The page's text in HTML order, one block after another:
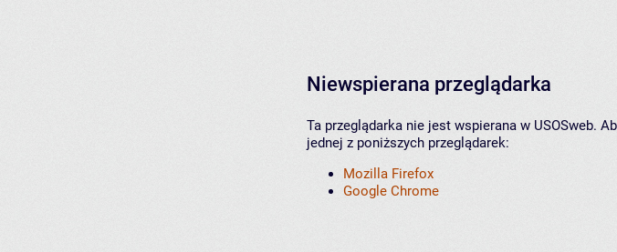
Niewspierana przeglądarka
Ta przeglądarka nie jest wspierana w USOSweb.
jednej z poniższych przeglądarek:
Mozilla Firefox
Google Chrome